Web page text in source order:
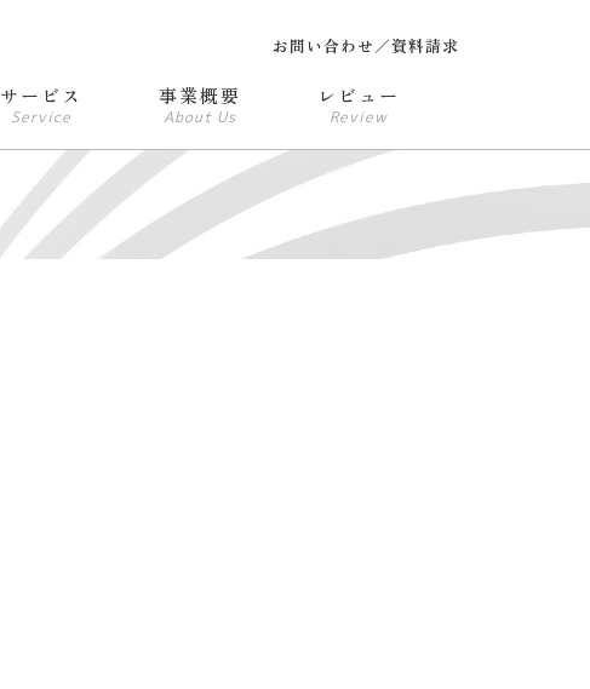
お問い合わせ／資料請求
サービス
Service
事業概要
About Us
レビュー
Review